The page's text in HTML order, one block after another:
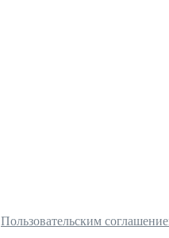
Пользовательским